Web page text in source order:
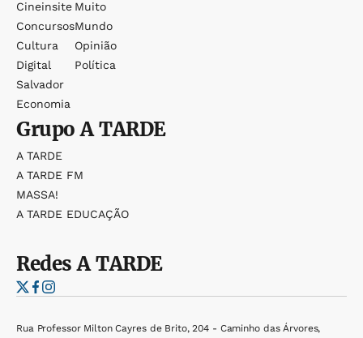
Cineinsite
Concursos
Cultura
Digital
Salvador
Economia
Muito
Mundo
Opinião
Política
GrupoA TARDE
A TARDE
A TARDE FM
MASSA!
A TARDE EDUCAÇÃO
RedesA TARDE
Rua Professor Milton Cayres de Brito, 204 - Caminho das Árvores,